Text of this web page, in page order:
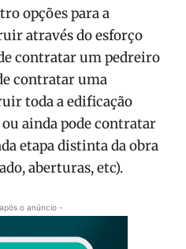
opções para a
através do esforço
contratar um pedreiro
contratar uma
toda a edificação
ainda pode contratar
etapa distinta da obra
aberturas, etc).
o anúncio -